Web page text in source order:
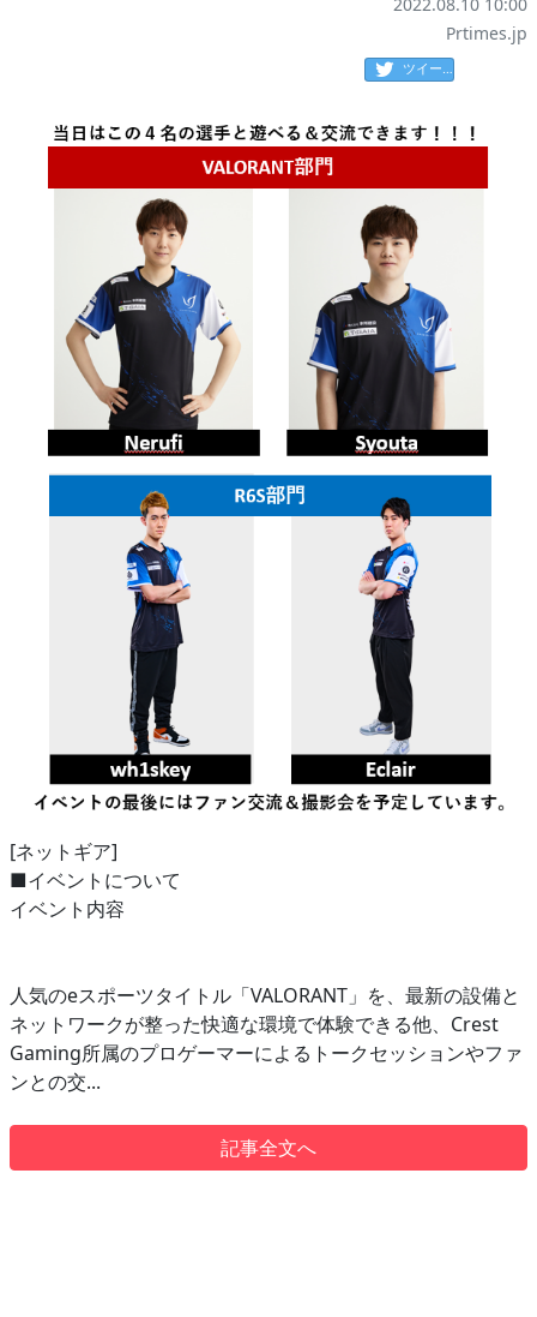
2022.08.10 10:00
Prtimes.jp
ツイート
[ネットギア]
■イベントについて
イベント内容
人気のeスポーツタイトル「VALORANT」を、最新の設備と
ネットワークが整った快適な環境で体験できる他、Crest
Gaming所属のプロゲーマーによるトークセッションやファ
ンとの交...
記事全文へ